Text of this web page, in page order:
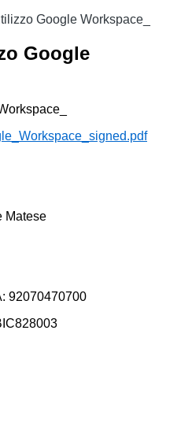
Google Workspace_
Google
Matese
92070470700